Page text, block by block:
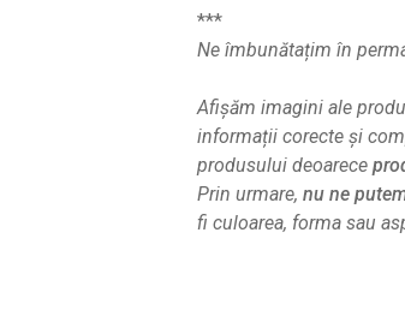
***
Ne îmbunătațim în
Afișăm imagini ale
informații corecte și
produsului deoarece
Prin urmare, nu ne
fi culoarea, forma sau